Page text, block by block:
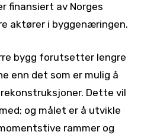
finansiert av Norges
aktører i byggenæringen.
bygg forutsetter lengre
enn det som er mulig å
Dette vil
og målet er å utvikle
rammer og